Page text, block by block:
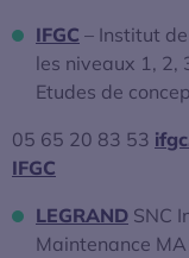
IFGC – Institut
les niveaux 1, 2,
Etudes de
05 65 20 83 53
IFGC
LEGRAND SNC
Maintenance